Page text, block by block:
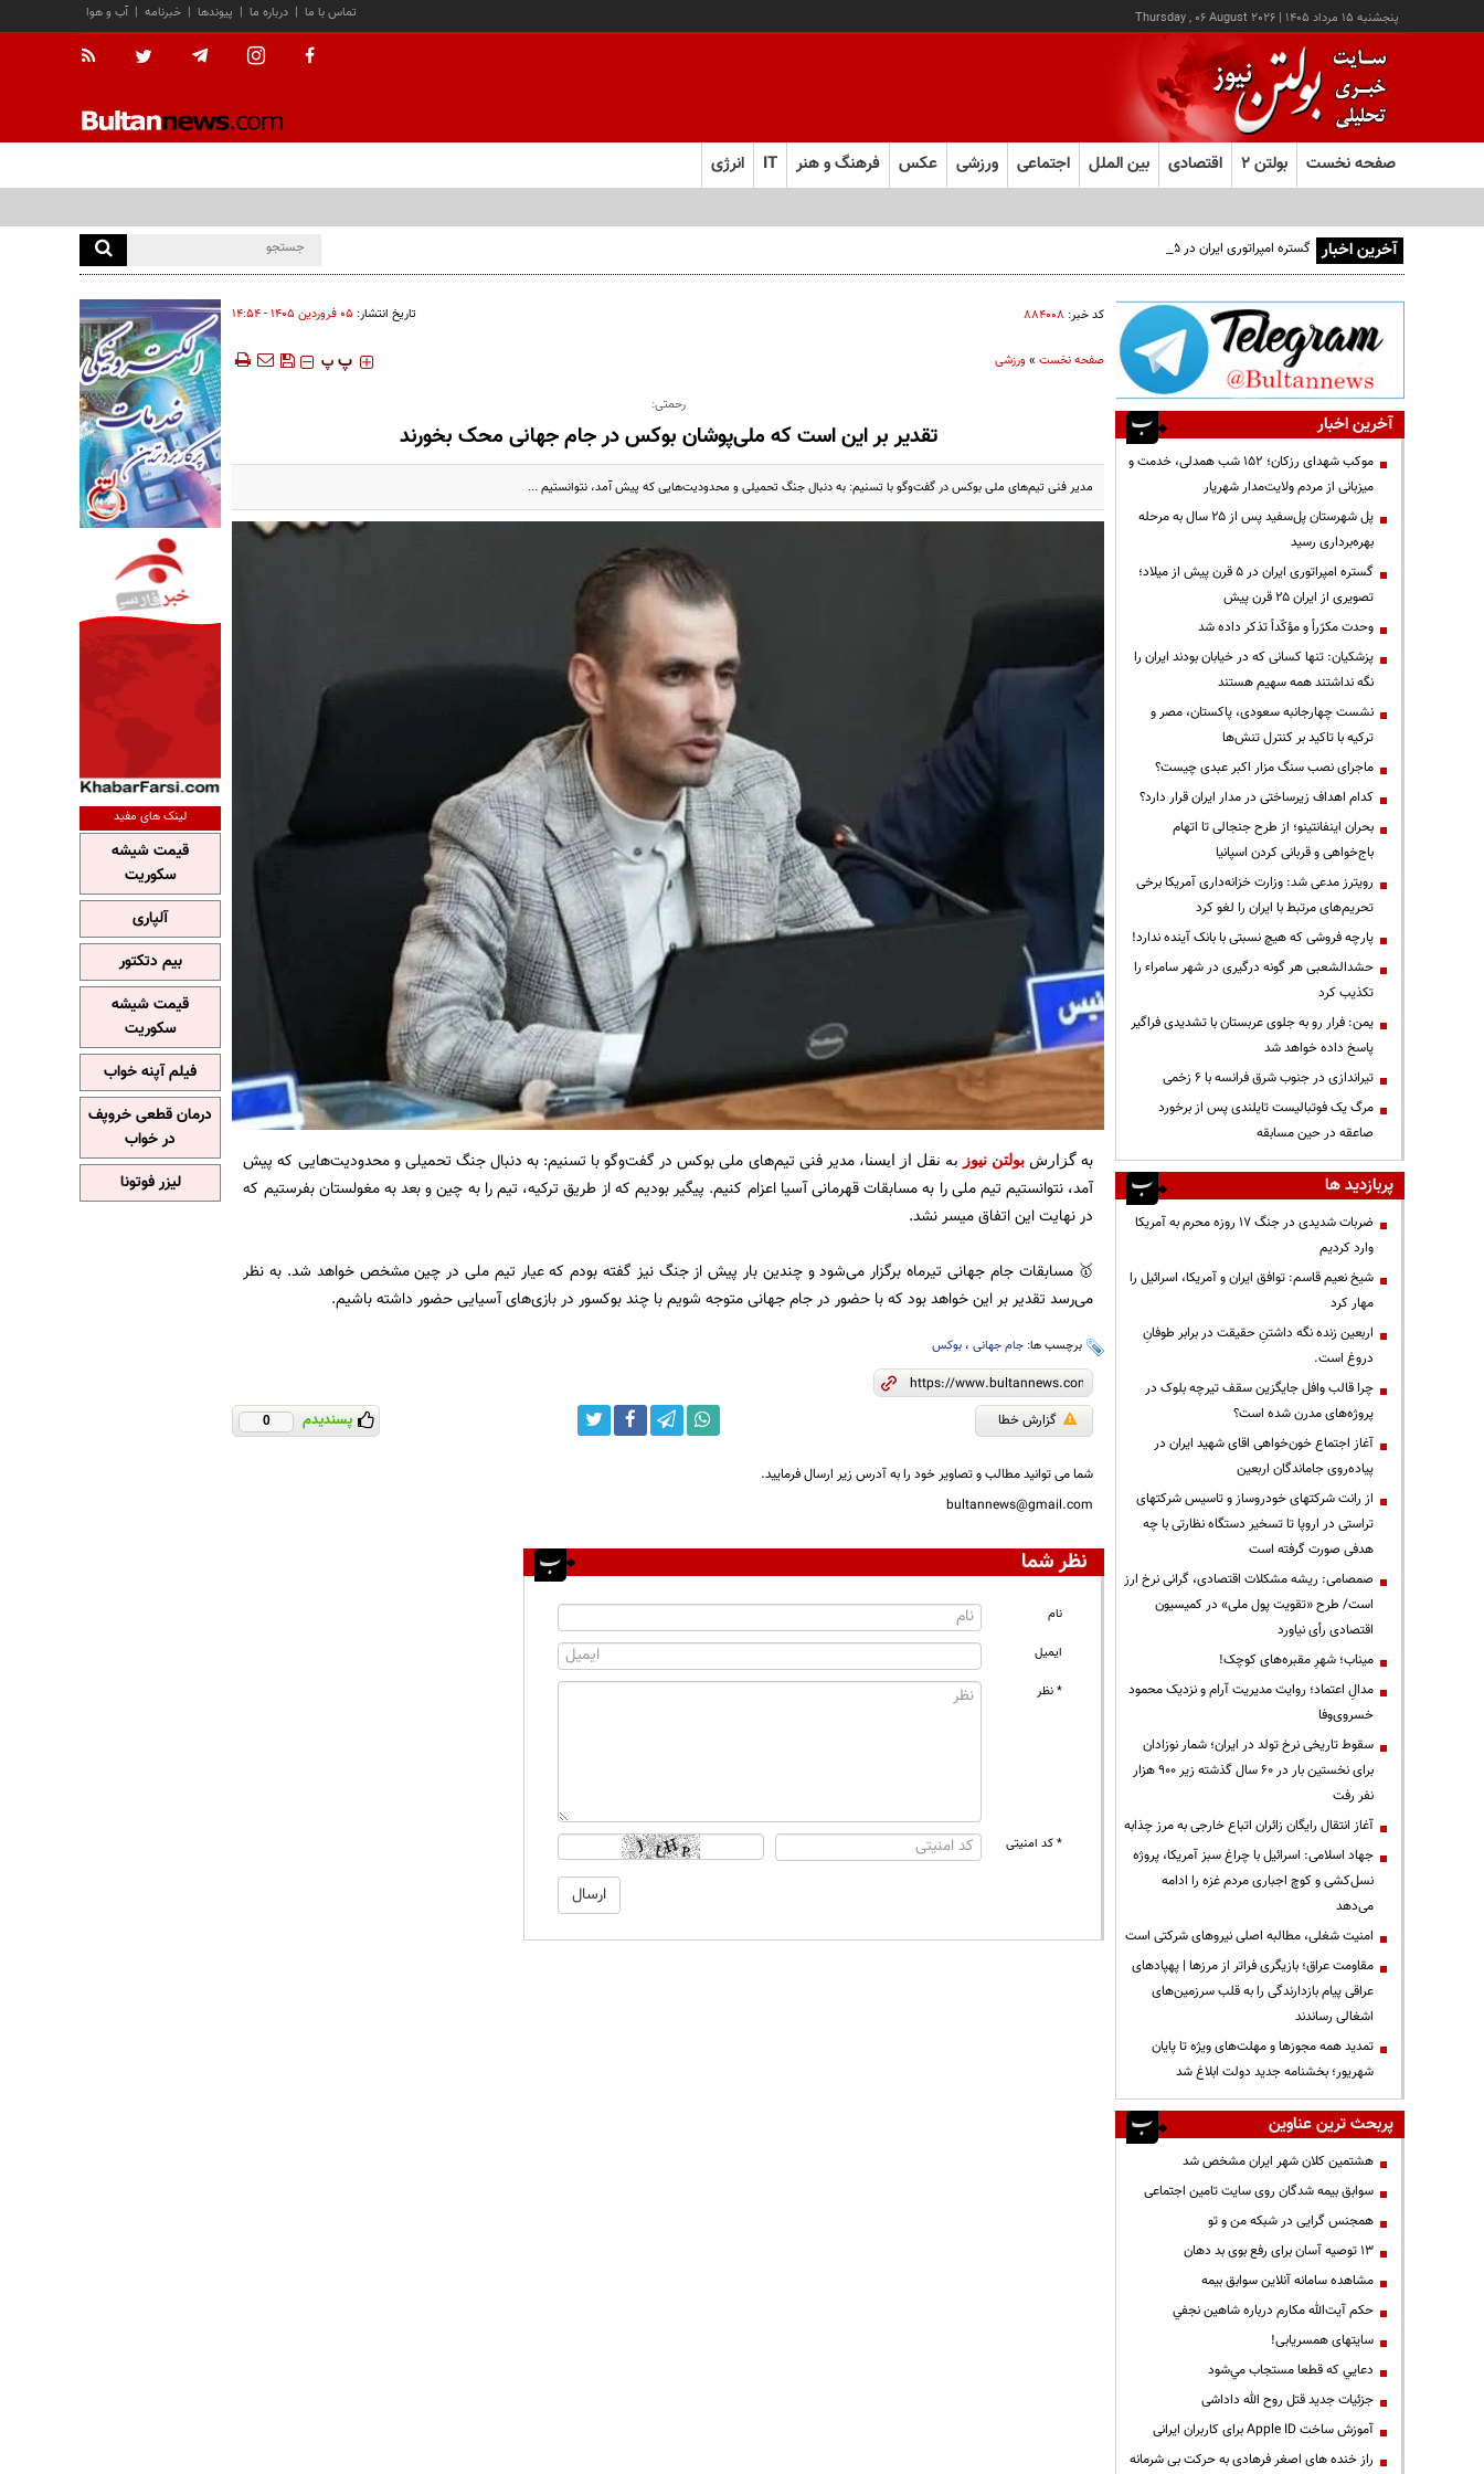
پنجشنبه ۱۵ مرداد ۱۴۰۵ |
Thursday , 06 August 2026 آب و هوا | خبرنامه | پیوندها | درباره ما | تماس با ما
صفحه نخست بولتن ۲ اقتصادی بین الملل اجتماعی ورزشی عکس فرهنگ و هنر IT انرژی
آخرین اخبار گستره امپراتوری ایران در ۵ قرن پیش از میلاد؛ تصویری از ایران ۲۵ قرن پیش
کد خبر: ۸۸۴۰۰۸ تاریخ انتشار: ۰۵ فروردين ۱۴۰۵ - ۱۴:۵۴
صفحه نخست»ورزشی ‍‍‍ پ پ
رحمتی:
تقدیر بر این است که ملی‌پوشان بوکس در جام‌ جهانی محک بخورند
مدیر فنی تیم‌های ملی بوکس در گفت‌وگو با تسنیم: به دنبال جنگ تحمیلی و محدودیت‌هایی که پیش آمد، نتوانستیم ...
به گزارش بولتن نیوز به نقل از ایسنا، مدیر فنی تیم‌های ملی بوکس در گفت‌وگو با تسنیم: به دنبال جنگ تحمیلی و محدودیت‌هایی که پیش
آمد، نتوانستیم تیم ملی را به مسابقات قهرمانی آسیا اعزام کنیم. پیگیر بودیم که از طریق ترکیه، تیم را به چین و بعد به مغولستان بفرستیم که
در نهایت این اتفاق میسر نشد.
🥇 مسابقات جام‌ جهانی تیرماه برگزار می‌شود و چندین بار پیش از جنگ نیز گفته بودم که عیار تیم ملی در چین مشخص خواهد شد. به نظر
می‌رسد تقدیر بر این خواهد بود که با حضور در جام‌ جهانی متوجه شویم با چند بوکسور در بازی‌های آسیایی حضور داشته باشیم.
برچسب ها: جام جهانی، بوکس
گزارش خطا پسندیدم 0
شما می توانید مطالب و تصاویر خود را به آدرس زیر ارسال فرمایید.
bultannews@gmail.com
نظر شما
نام
ایمیل
* نظر
* کد امنیتی
آخرین اخبار
موکب شهدای رزکان؛ ۱۵۲ شب همدلی، خدمت و
میزبانی از مردم ولایت‌مدار شهریار
پل شهرستان پل‌سفید پس از ۲۵ سال به مرحله
بهره‌برداری رسید
گستره امپراتوری ایران در ۵ قرن پیش از میلاد؛
تصویری از ایران ۲۵ قرن پیش
وحدت مکرّراً و مؤکّداً تذکر داده شد
پزشکیان: تنها کسانی که در خیابان بودند ایران را
نگه نداشتند همه سهیم هستند
نشست چهارجانبه سعودی، پاکستان، مصر و
ترکیه با تاکید بر کنترل تنش‌ها
ماجرای نصب سنگ مزار اکبر عبدی چیست؟
کدام اهداف زیرساختی در مدار ایران قرار دارد؟
بحران اینفانتینو؛ از طرح جنجالی تا اتهام
باج‌خواهی و قربانی کردن اسپانیا
رویترز مدعی شد: وزارت خزانه‌داری آمریکا برخی
تحریم‌های مرتبط با ایران را لغو کرد
پارچه فروشی که هیچ نسبتی با بانک آینده ندارد!
حشدالشعبی هر گونه درگیری در شهر سامراء را
تکذیب کرد
یمن: فرار رو به جلوی عربستان با تشدیدی فراگیر
پاسخ داده خواهد شد
تیراندازی در جنوب شرق فرانسه با ۶ زخمی
مرگ یک فوتبالیست تایلندی پس از برخورد
صاعقه در حین مسابقه
پربازدید ها
ضربات شدیدی در جنگ ۱۷ روزه محرم به آمریکا
وارد کردیم
شیخ نعیم قاسم: توافق ایران و آمریکا، اسرائیل را
مهار کرد
اربعین زنده نگه داشتنِ حقیقت در برابر طوفانِ
دروغ است.
چرا قالب وافل جایگزین سقف تیرچه بلوک در
پروژه‌های مدرن شده است؟
آغاز اجتماع خون‌خواهی اقای شهید ایران در
پیاده‌روی جاماندگان اربعین
از رانت‌ شرکتهای خودروساز و تاسیس شرکتهای
تراستی در اروپا تا تسخیر دستگاه نظارتی با چه
هدفی صورت گرفته است
صمصامی: ریشه مشکلات اقتصادی، گرانی نرخ ارز
است/ طرح «تقویت پول ملی» در کمیسیون
اقتصادی رأی نیاورد
میناب؛ شهرِ مقبره‌های کوچک!
مدالِ اعتماد؛ روایت مدیریت آرام و نزدیک محمود
خسروی‌وفا
سقوط تاریخی نرخ تولد در ایران؛ شمار نوزادان
برای نخستین بار در ۶۰ سال گذشته زیر ۹۰۰ هزار
نفر رفت
آغاز انتقال رایگان زائران اتباع خارجی به مرز چذابه
جهاد اسلامی: اسرائیل با چراغ سبز آمریکا، پروژه
نسل‌کشی و کوچ اجباری مردم غزه را ادامه
می‌دهد
‌امنیت شغلی، مطالبه اصلی نیروهای شرکتی است
مقاومت عراق؛ بازیگری فراتر از مرزها | پهپادهای
عراقی پیام بازدارندگی را به قلب سرزمین‌های
اشغالی رساندند
تمدید همه مجوزها و مهلت‌های ویژه تا پایان
شهریور؛ بخشنامه جدید دولت ابلاغ شد
پربحث ترین عناوین
هشتمین کلان شهر ایران مشخص شد
سوابق بیمه شدگان روی سایت تامین اجتماعی
همجنس گرایی در شبکه من و تو
13 توصیه آسان برای رفع بوی بد دهان
مشاهده سامانه آنلاين سوابق بیمه
حكم آيت‌الله مكارم درباره شاهين نجفي
سایتهای همسریابی!
دعايي كه قطعا مستجاب مي‌شود
جزئیات جدید قتل روح الله داداشی
آموزش ساخت Apple ID برای کاربران ایرانی
راز خنده های اصغر فرهادی به حرکت بی شرمانه
لینک های مفید
قیمت شیشه
سکوریت
آلپاری
بیم دتکتور
قیمت شیشه
سکوریت
فیلم آپنه خواب
درمان قطعی خروپف
در خواب
لیزر فوتونا